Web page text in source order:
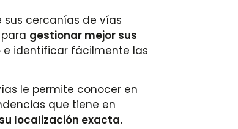
sus cercanías de vías
gestionar mejor sus
e identificar fácilmente las
le permite conocer en
que tiene en
localización exacta.